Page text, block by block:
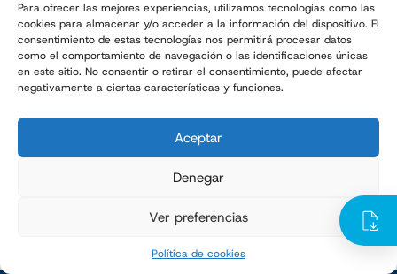
Para ofrecer las mejores experiencias, utilizamos tecnologías como las
cookies para almacenar y/o acceder a la información del dispositivo. El
consentimiento de estas tecnologías nos permitirá procesar datos
como el comportamiento de navegación o las identificaciones únicas
en este sitio. No consentir o retirar el consentimiento, puede afectar
negativamente a ciertas características y funciones.
Aceptar
Denegar
Ver preferencias
Política de cookies
Asistencia remota
TELE-SERVICE
El servicio de asistencia remota de TMI permite
resolver incidencias sin necesidad de
desplazamiento, garantizando una respuesta
Los datos recogidos por el sistema remoto
pueden emplearse para calcular MTBF, MTTR y
OEE, permitiendo anticipar fallos y aplicar